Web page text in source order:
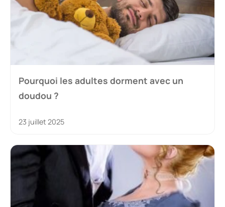
Pourquoi les adultes dorment avec un
doudou ?
23 juillet 2025